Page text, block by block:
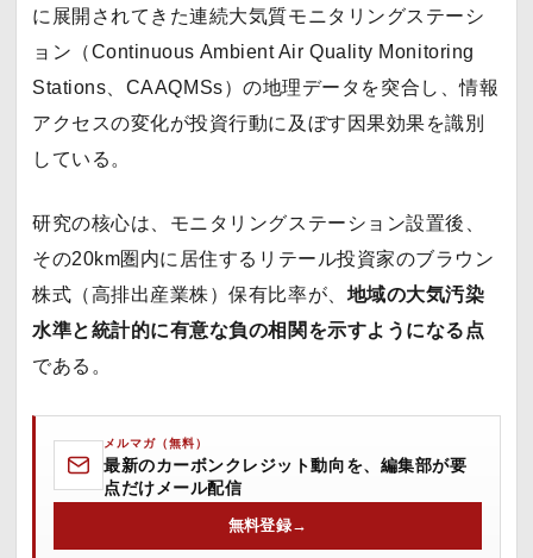
に展開されてきた連続大気質モニタリングステーシ
ョン（Continuous Ambient Air Quality Monitoring
Stations、CAAQMSs）の地理データを突合し、情報
アクセスの変化が投資行動に及ぼす因果効果を識別
している。
研究の核心は、モニタリングステーション設置後、
その20km圏内に居住するリテール投資家のブラウン
株式（高排出産業株）保有比率が、 地域の大気汚染
水準と統計的に有意な負の相関を示すようになる点
である。
メルマガ（無料）
最新のカーボンクレジット動向を、編集部が要
点だけメール配信
無料登録→